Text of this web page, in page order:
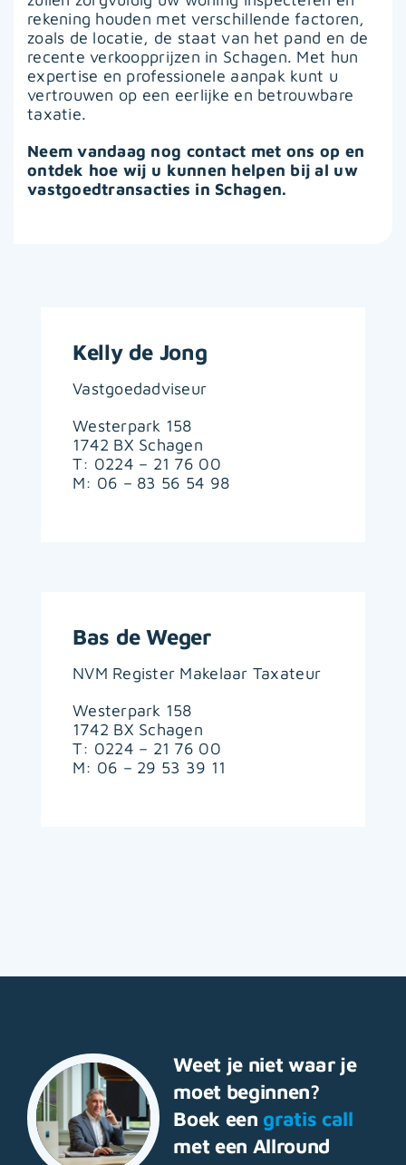
rekening houden met verschillende factoren,
zoals de locatie, de staat van het pand en de
recente verkoopprijzen in Schagen. Met hun
expertise en professionele aanpak kunt u
vertrouwen op een eerlijke en betrouwbare
taxatie.
Neem vandaag nog contact met ons op en
ontdek hoe wij u kunnen helpen bij al uw
vastgoedtransacties in Schagen.
Kelly de Jong
Vastgoedadviseur
Westerpark 158
1742 BX Schagen
T: 0224 – 21 76 00
M: 06 – 83 56 54 98
Bas de Weger
NVM Register Makelaar Taxateur
Westerpark 158
1742 BX Schagen
T: 0224 – 21 76 00
M: 06 – 29 53 39 11
Weet je niet waar je
moet beginnen?
Boek een gratis call
met een Allround